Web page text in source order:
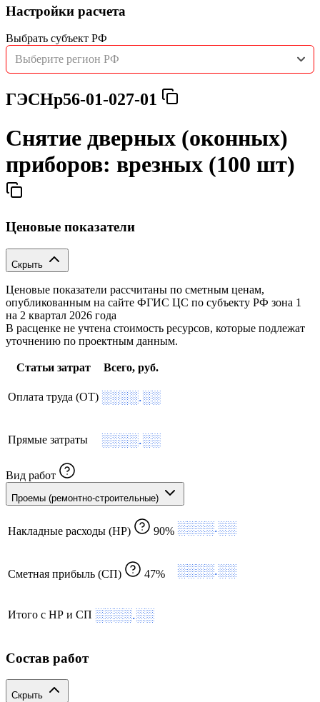
Настройки расчета
Выбрать субъект РФ
Выберите регион РФ
ГЭСНр56-01-027-01
Снятие дверных (оконных)
приборов: врезных (100 шт)
Ценовые показатели
Скрыть
Ценовые показатели рассчитаны по сметным ценам,
опубликованным на сайте ФГИС ЦС по субъекту РФ зона 1
на 2 квартал 2026 года
В расценке не учтена стоимость ресурсов, которые подлежат
уточнению по проектным данным.
Статьи затрат Всего, руб.
Оплата труда (ОТ) ░░░░.░░
Прямые затраты ░░░░.░░
Вид работ
Проемы (ремонтно-строительные)
Накладные расходы (НР) 90% ░░░░.░░
Сметная прибыль (СП) 47% ░░░░.░░
Итого с НР и СП ░░░░.░░
Состав работ
Скрыть